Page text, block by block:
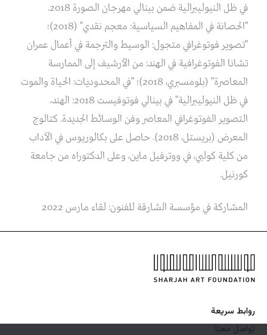
في ظل النيوليبرالية ضمن بينالي مهرجان الصورة 2018.
"الحصانة في المفاهيم السياسية: معجم نقدي" (2018)؛
"تصوير فوتوغرافي متجول: الوسيط والترجمة في أعمال عمران
تشانا الفوتوغرافية في الهند: من الأرشيف إلى الممارسة
المعاصرة" (بلومسبري، 2018)؛ "في المحدوديات: الحياة والموت
في ظل النيوليبرالية" في بينالي فوتوفيست 2018: الهند،
التصوير الفوتوغرافي المعاصر وفن الوسائط الجديدة. كتالوج
المعرض (بريستل، 2018). حاصل على بكالوريوس في الآداب
من كلية كولبي، في ووترفيل ماين، وعلى الدكتوراه من جامعة
كورنيل.
المشاركة في مؤسسة الشارقة للفنون: لقاء مارس 2022
روابط سريعة
تواصل معنا